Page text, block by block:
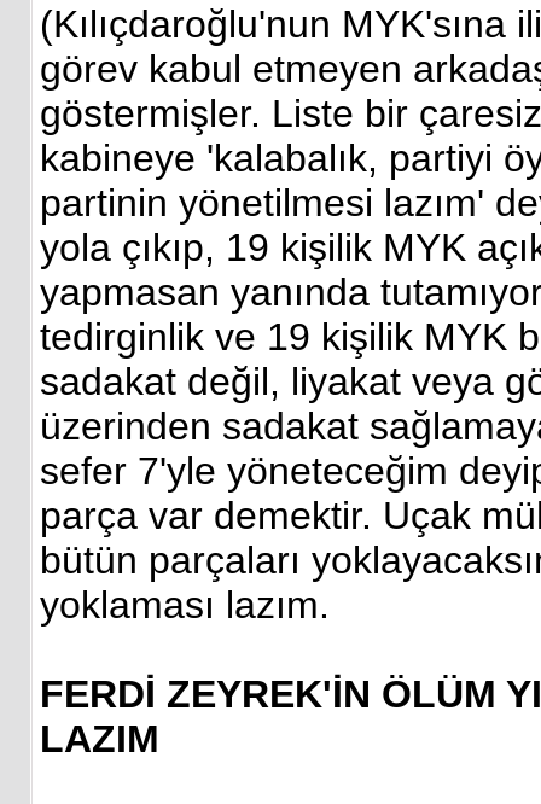
(Kılıçdaroğlu'nun
görev kabul etmeyen
göstermişler. Liste bir
kabineye 'kalabalık, partiyi
partinin yönetilmesi lazım'
yola çıkıp, 19 kişilik MYK
yapmasan yanında
tedirginlik ve 19 kişilik MYK
sadakat değil, liyakat veya
üzerinden sadakat
sefer 7'yle yöneteceğim
parça var demektir. Uçak
bütün parçaları
yoklaması lazım.
FERDİ ZEYREK'İN ÖLÜM
LAZIM